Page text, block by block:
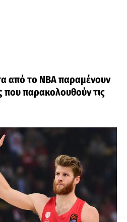
από το ΝΒΑ παραμένουν
που παρακολουθούν τις